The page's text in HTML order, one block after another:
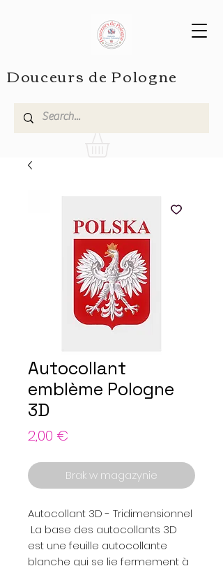
Douceurs de Pologne
Autocollant
emblème Pologne
3D
2,00 €
Brak w magazynie
Autocollant 3D - Tridimensionnel
La base des autocollants 3D
est une feuille autocollante
blanche qui se lie fermement à